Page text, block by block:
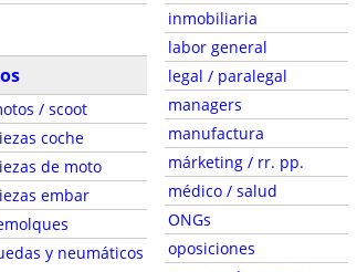
/ scoot
coche
de moto
embar
y neumáticos
inmobiliaria
labor general
legal / paralegal
managers
manufactura
márketing / rr. pp.
médico / salud
ONGs
oposiciones